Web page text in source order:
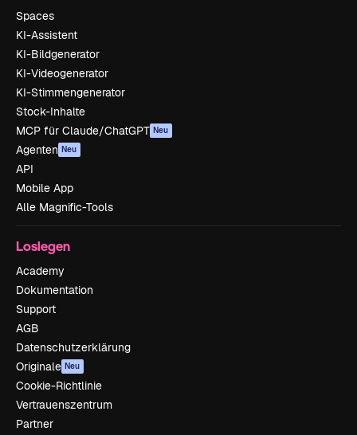
Spaces
KI-Assistent
KI-Bildgenerator
KI-Videogenerator
KI-Stimmengenerator
Stock-Inhalte
MCP für Claude/ChatGPT Neu
Agenten Neu
API
Mobile App
Alle Magnific-Tools
Loslegen
Academy
Dokumentation
Support
AGB
Datenschutzerklärung
Originale Neu
Cookie-Richtlinie
Vertrauenszentrum
Partner